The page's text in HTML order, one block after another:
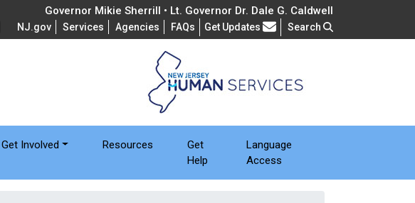
Governor Mikie Sherrill • Lt. Governor Dr. Dale G. Caldwell
NJ.gov Services Agencies FAQs Frequently Asked Questions
Get Updates Search
Get Involved Resources
Get
Help
Language
Access